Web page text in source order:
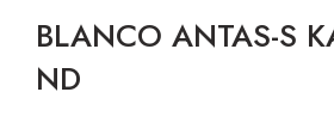
BLANCO ANTAS-S
ND